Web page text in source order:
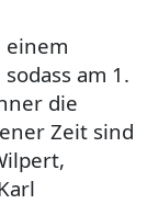
einem
am 1.
die
Zeit sind